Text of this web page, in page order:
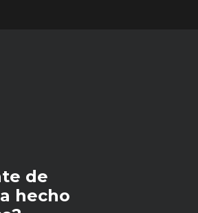
de
hecho